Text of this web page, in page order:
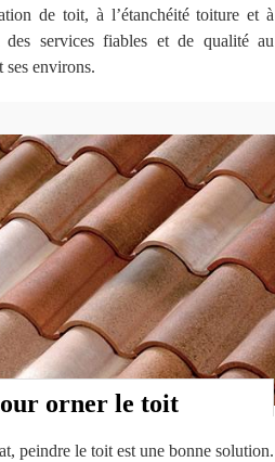
de toit, à l’étanchéité toiture et à
services fiables et de qualité au
environs.
orner le toit
peindre le toit est une bonne solution.